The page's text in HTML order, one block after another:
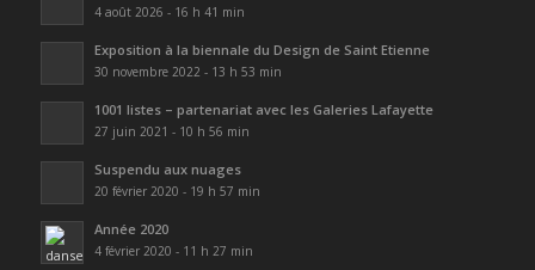
4 août 2026 - 16 h 41 min
Exposition à la biennale du Design de Saint Etienne
30 novembre 2022 - 13 h 53 min
1001 listes – partenariat avec les Galeries Lafayette
27 juin 2021 - 10 h 56 min
Suspendu aux nuages
20 février 2020 - 19 h 57 min
Année 2020
4 février 2020 - 11 h 27 min